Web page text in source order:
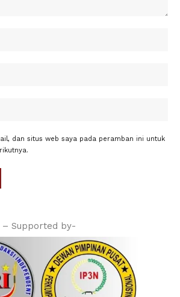
dan situs web saya pada peramban ini untuk
– Supported by-